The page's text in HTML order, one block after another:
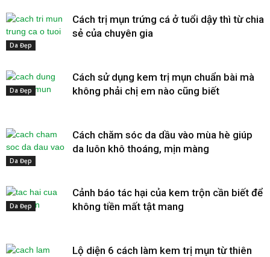
Da Đẹp
Cách trị mụn trứng cá ở tuổi dậy thì từ chia
sẻ của chuyên gia
Da Đẹp
Cách sử dụng kem trị mụn chuẩn bài mà
không phải chị em nào cũng biết
Da Đẹp
Cách chăm sóc da dầu vào mùa hè giúp
da luôn khô thoáng, mịn màng
Da Đẹp
Cảnh báo tác hại của kem trộn cần biết để
không tiền mất tật mang
Lộ diện 6 cách làm kem trị mụn từ thiên